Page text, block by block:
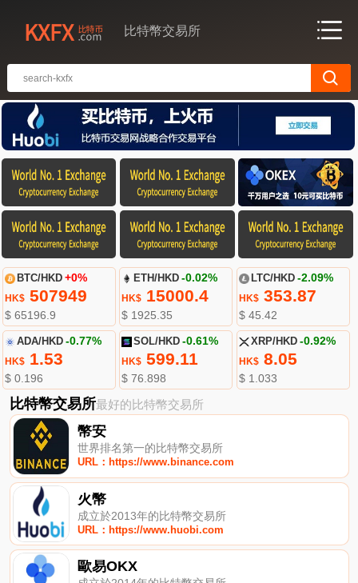
比特幣交易所
BTC/HKD +0%
HK$507949
$ 65196.9
ETH/HKD -0.02%
HK$ 15000.4
$ 1925.35
LTC/HKD -2.09%
HK$353.87
$ 45.42
ADA/HKD -0.77%
HK$1.53
$ 0.196
SOL/HKD -0.61%
HK$ 599.11
$ 76.898
XRP/HKD -0.92%
HK$8.05
$ 1.033
比特幣交易所最好的比特幣交易所
幣安
世界排名第一的比特幣交易所
URL：https://www.binance.com
火幣
成立於2013年的比特幣交易所
URL：https://www.huobi.com
歐易OKX